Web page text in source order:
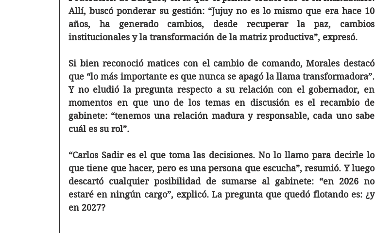
Allí, buscó ponderar su gestión: “Jujuy no es lo mismo que era hace 10
años, ha generado cambios, desde recuperar la paz, cambios
institucionales y la transformación de la matriz productiva”, expresó.
Si bien reconoció matices con el cambio de comando, Morales destacó
que “lo más importante es que nunca se apagó la llama transformadora”.
Y no eludió la pregunta respecto a su relación con el gobernador, en
momentos en que uno de los temas en discusión es el recambio de
gabinete: “tenemos una relación madura y responsable, cada uno sabe
cuál es su rol”.
“Carlos Sadir es el que toma las decisiones. No lo llamo para decirle lo
que tiene que hacer, pero es una persona que escucha”, resumió. Y luego
descartó cualquier posibilidad de sumarse al gabinete: “en 2026 no
estaré en ningún cargo”, explicó. La pregunta que quedó flotando es: ¿y
en 2027?